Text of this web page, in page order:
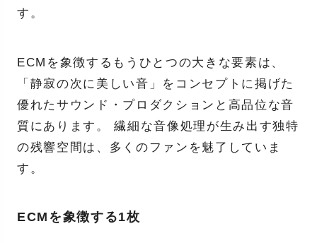
す。
ECMを象徴するもうひとつの大きな要素は、
「静寂の次に美しい音」をコンセプトに掲げた
優れたサウンド・プロダクションと高品位な音
質にあります。 繊細な音像処理が生み出す独特
の残響空間は、多くのファンを魅了していま
す。
ECMを象徴する1枚